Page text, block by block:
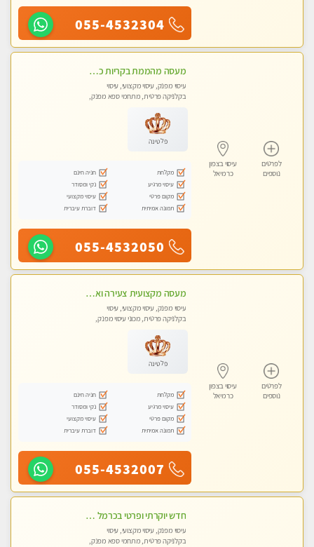
055-4532304
לפרטים
נוספים
עיסוי בצפון
כרמיאל
מעסה מהממת בקריות כל סוגי העיסויים מעסה מקצועית ואיכותית פרטי!!!
עיסוי מפנק, עיסוי מקצועי, עיסוי
בקלניקה פרטית, מתחמי ספא מפנק,
פלטינה
מקלחת
חניה חינם
עיסוי מרגיע
נקי ומסודר
מקום פרטי
עיסוי מקצועי
תמונה אמיתית
דוברת עיברית
055-4532050
לפרטים
נוספים
עיסוי בצפון
כרמיאל
מעסה מקצועית צעירה ואיכותית לעיסוי מרגיע ומפנק VIP-מומלץ לחלוטין! פרטי! ​​​​​​ Highly recommended
עיסוי מפנק, עיסוי מקצועי, עיסוי
בקלניקה פרטית, מכוני עיסוי מפנק,
פלטינה
מקלחת
חניה חינם
עיסוי מרגיע
נקי ומסודר
מקום פרטי
עיסוי מקצועי
תמונה אמיתית
דוברת עיברית
055-4532007
חדש יוקרתי ופרטי בכרמל – חיפה! פנקו את עצמכם ברוגע פינוק וחוויה בלתי נשכחת ללא מין !!
עיסוי מפנק, עיסוי מקצועי, עיסוי
בקלניקה פרטית, מתחמי ספא מפנק,